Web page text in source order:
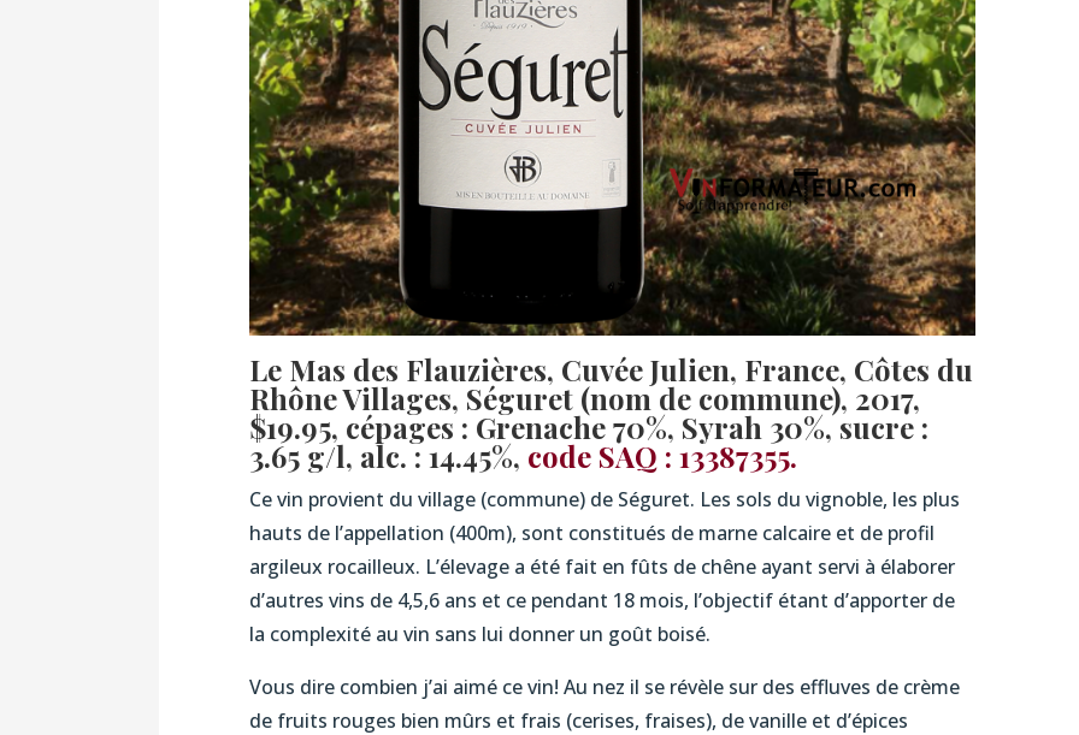
Le Mas des Flauzières, Cuvée Julien, France, Côtes du
Rhône Villages, Séguret (nom de commune), 2017,
$19.95, cépages : Grenache 70%, Syrah 30%, sucre :
3.65 g/l, alc. : 14.45%, code SAQ : 13387355.
Ce vin provient du village (commune) de Séguret. Les sols du vignoble, les plus
hauts de l’appellation (400m), sont constitués de marne calcaire et de profil
argileux rocailleux. L’élevage a été fait en fûts de chêne ayant servi à élaborer
d’autres vins de 4,5,6 ans et ce pendant 18 mois, l’objectif étant d’apporter de
la complexité au vin sans lui donner un goût boisé.
Vous dire combien j’ai aimé ce vin! Au nez il se révèle sur des effluves de crème
de fruits rouges bien mûrs et frais (cerises, fraises), de vanille et d’épices